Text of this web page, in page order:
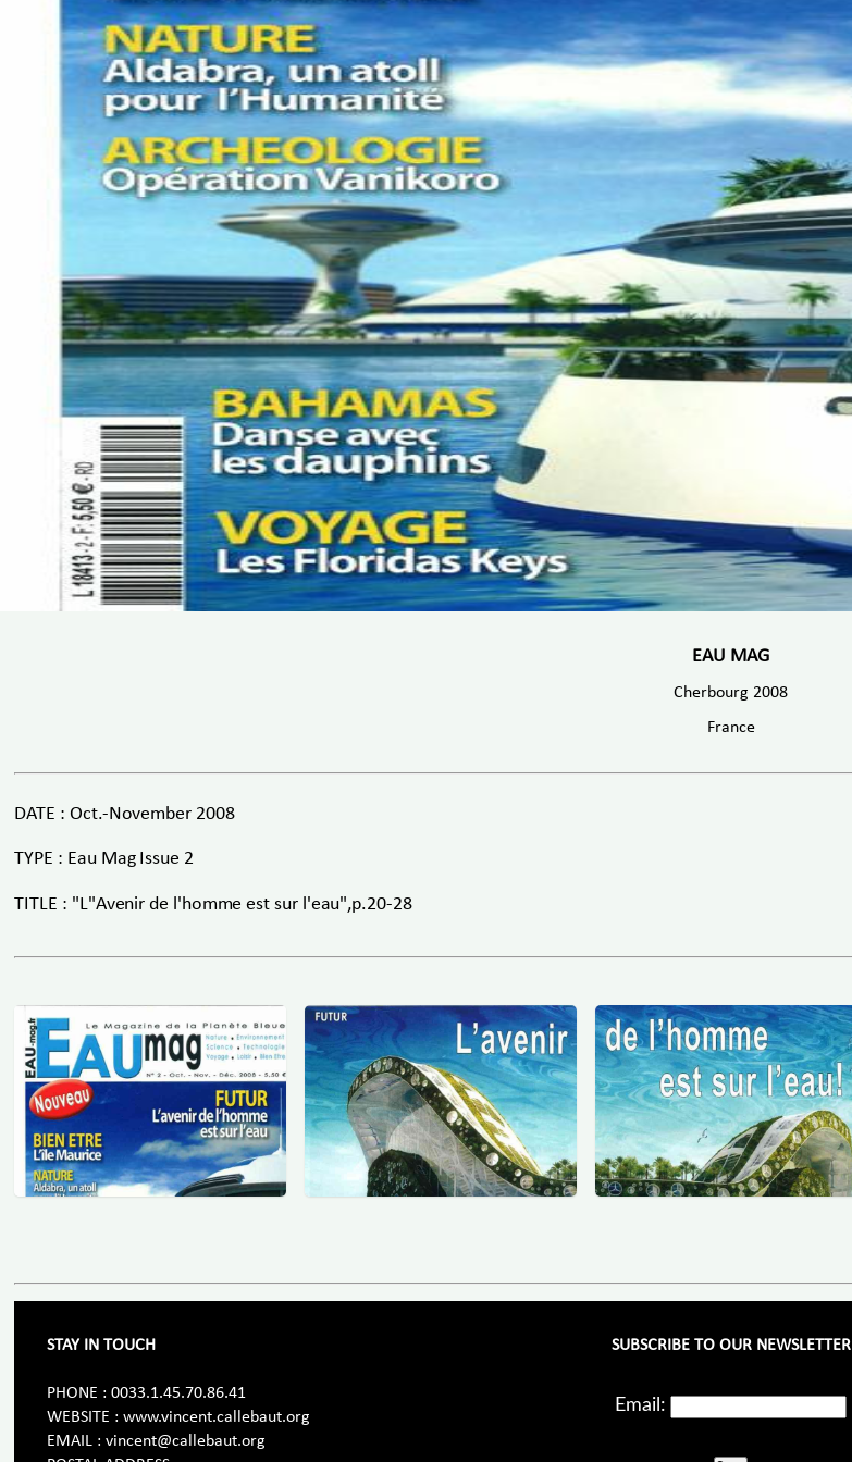
EAU MAG
Cherbourg 2008
France
DATE : Oct.-November 2008
TYPE : Eau Mag Issue 2
TITLE : "L"Avenir de l'homme est sur l'eau",p.20-28
STAY IN TOUCH
PHONE : 0033.1.45.70.86.41
WEBSITE : www.vincent.callebaut.org
EMAIL : vincent@callebaut.org
SUBSCRIBE TO OUR NEWSLETTER
Email: